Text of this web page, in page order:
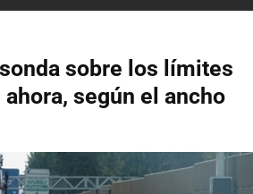
sobre los límites
según el ancho